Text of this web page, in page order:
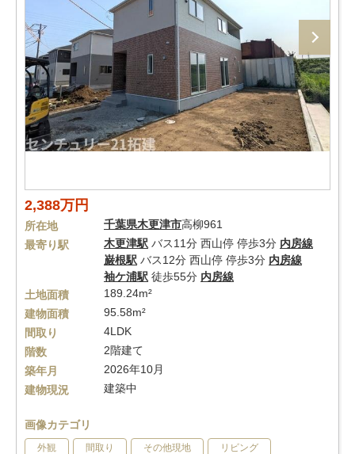
2,388万円
所在地 千葉県木更津市高柳961
最寄り駅
木更津駅 バス11分 西山停 停歩3分 内房線
巌根駅 バス12分 西山停 停歩3分 内房線
袖ケ浦駅 徒歩55分 内房線
土地面積
189.24m²
建物面積
95.58m²
間取り
4LDK
階数
2階建て
築年月
2026年10月
建物現況
建築中
画像カテゴリ
外観 間取り その他現地 リビング